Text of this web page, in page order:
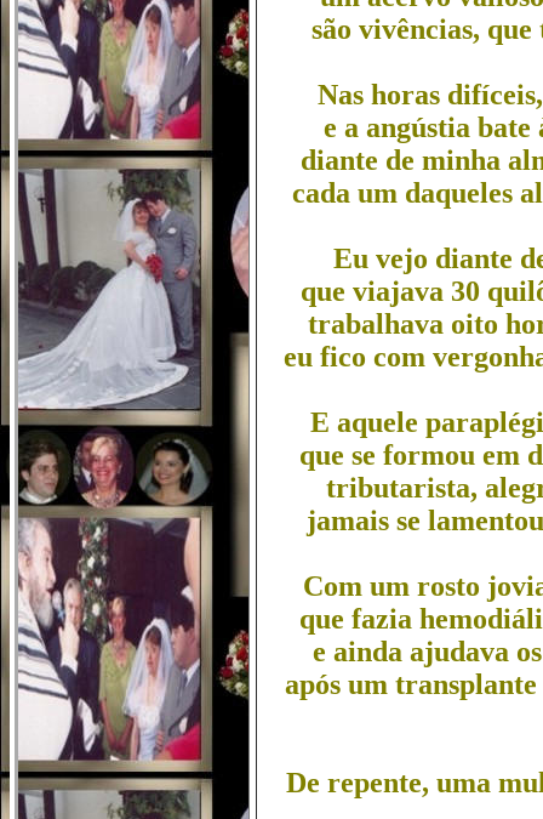
são vivências,
Nas horas
e a angústia
diante de minha
cada um daqueles
Eu vejo diante
que viajava 30
trabalhava oito
eu fico com
E aquele
que se formou em
tributarista,
jamais se
Com um rosto
que fazia
e ainda ajudava
após um
De repente, uma